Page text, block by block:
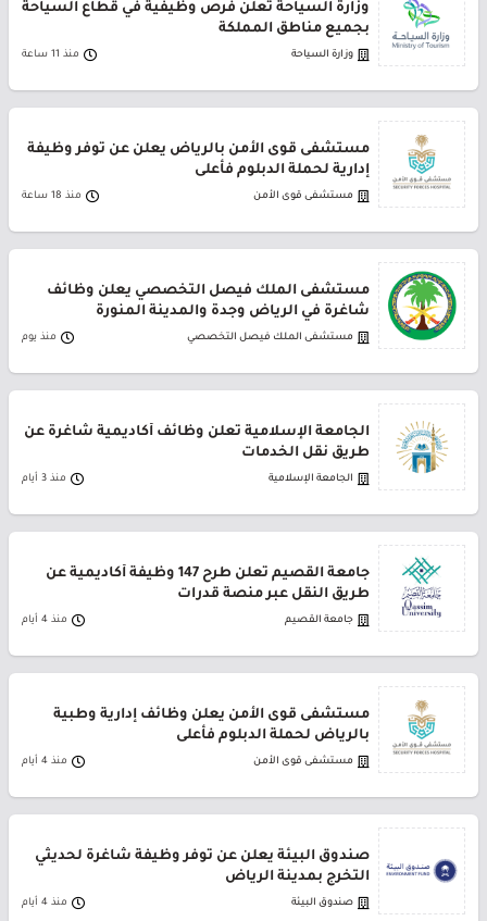
وزارة السياحة تعلن فرص وظيفية في قطاع السياحة
بجميع مناطق المملكة
وزارة السياحة منذ 11 ساعة
مستشفى قوى الأمن بالرياض يعلن عن توفر وظيفة
إدارية لحملة الدبلوم فأعلى
مستشفى قوى الأمن منذ 18 ساعة
مستشفى الملك فيصل التخصصي يعلن وظائف
شاغرة في الرياض وجدة والمدينة المنورة
مستشفى الملك فيصل التخصصي منذ يوم
الجامعة الإسلامية تعلن وظائف أكاديمية شاغرة عن
طريق نقل الخدمات
الجامعة الإسلامية منذ 3 أيام
جامعة القصيم تعلن طرح 147 وظيفة أكاديمية عن
طريق النقل عبر منصة قدرات
جامعة القصيم منذ 4 أيام
مستشفى قوى الأمن يعلن وظائف إدارية وطبية
بالرياض لحملة الدبلوم فأعلى
مستشفى قوى الأمن منذ 4 أيام
صندوق البيئة يعلن عن توفر وظيفة شاغرة لحديثي
التخرج بمدينة الرياض
صندوق البيئة منذ 4 أيام